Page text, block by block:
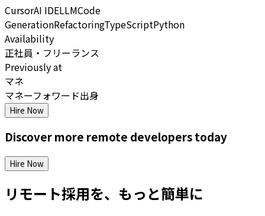
CursorAI IDELLMCode
GenerationRefactoringTypeScriptPython
Availability
正社員・フリーランス
Previously at
マネ
マネーフォワード出身
Hire Now
Discover more remote developerstoday
Hire Now
リモート採用を、もっと簡単に